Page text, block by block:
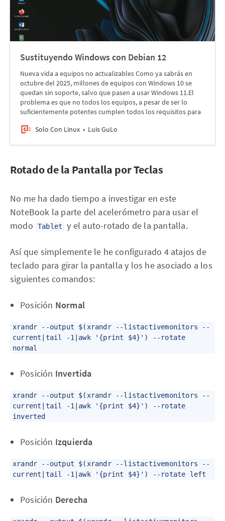
Sustituyendo Windows con Debian 12
Nueva vida a equipos no actualizables Como ya sabrás en
octubre del 2025, millones de equipos con Windows 10 se
quedan sin soporte, salvo que pasen a usar Windows 11.El
problema es que no todos los equipos, a pesar de ser lo
suficientemente potentes cumplen todos los requisitos para
Solo Con Linux
Luis GuLo
Rotado de la Pantalla por Teclas
No me ha dado tiempo a investigar en este
NoteBook la parte del acelerómetro para usar el
modo
Tablet y el auto-rotado de la pantalla.
Así que simplemente le he configurado 4 atajos de
teclado para girar la pantalla y los he asociado a los
siguientes comandos:
Posición Normal
xrandr --output $(xrandr --listactivemonitors --
current|tail -1|awk '{print $4}') --rotate
normal
Posición Invertida
xrandr --output $(xrandr --listactivemonitors --
current|tail -1|awk '{print $4}') --rotate
inverted
Posición Izquierda
xrandr --output $(xrandr --listactivemonitors --
current|tail -1|awk '{print $4}') --rotate left
Posición Derecha